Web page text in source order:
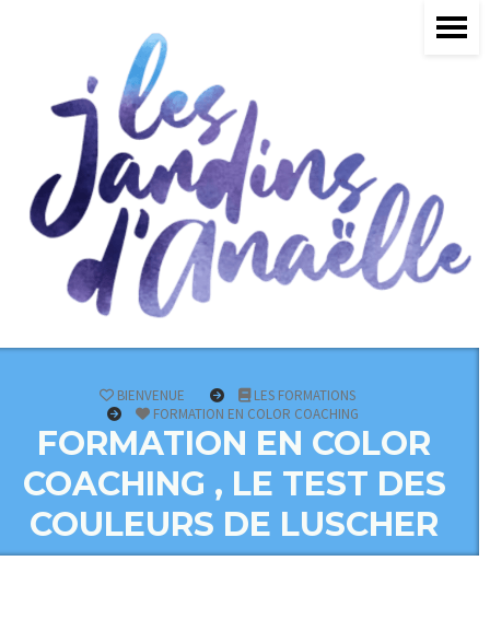
BIENVENUE
LES FORMATIONS
FORMATION EN COLOR COACHING
FORMATION EN COLOR
COACHING , LE TEST DES
COULEURS DE LUSCHER